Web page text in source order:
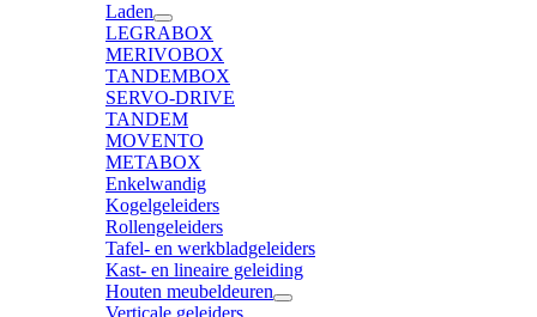
Laden
LEGRABOX
MERIVOBOX
TANDEMBOX
SERVO-DRIVE
TANDEM
MOVENTO
METABOX
Enkelwandig
Kogelgeleiders
Rollengeleiders
Tafel- en werkbladgeleiders
Kast- en lineaire geleiding
Houten meubeldeuren